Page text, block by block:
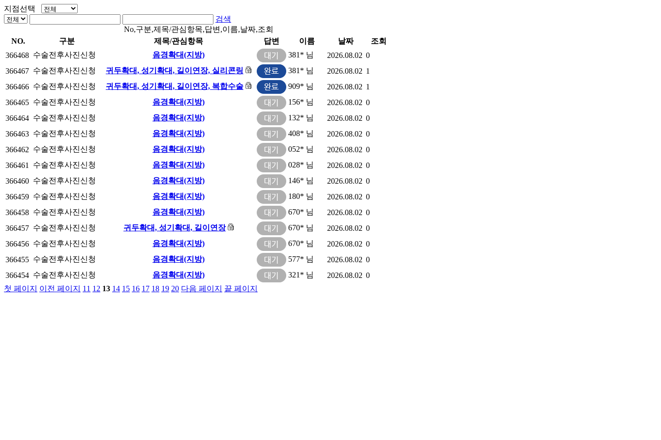
지점선택
검색
No,구분,제목/관심항목,답변,이름,날짜,조회
NO.
구분 제목/관심항목 답변 이름 날짜
조회
366468 수술전후사진신청 음경확대(지방) 381* 님 2026.08.02 0
366467 수술전후사진신청 귀두확대, 성기확대, 길이연장, 실리콘링 381* 님 2026.08.02 1
366466 수술전후사진신청 귀두확대, 성기확대, 길이연장, 복합수술 909* 님 2026.08.02 1
366465 수술전후사진신청 음경확대(지방) 156* 님 2026.08.02 0
366464 수술전후사진신청 음경확대(지방) 132* 님 2026.08.02 0
366463 수술전후사진신청 음경확대(지방) 408* 님 2026.08.02 0
366462 수술전후사진신청 음경확대(지방) 052* 님 2026.08.02 0
366461
수술전후사진신청 음경확대(지방) 028* 님 2026.08.02 0
366460 수술전후사진신청 음경확대(지방) 146* 님 2026.08.02 0
366459 수술전후사진신청 음경확대(지방) 180* 님 2026.08.02 0
366458 수술전후사진신청 음경확대(지방) 670* 님 2026.08.02 0
366457 수술전후사진신청 귀두확대, 성기확대, 길이연장 670* 님 2026.08.02 0
366456 수술전후사진신청 음경확대(지방) 670* 님 2026.08.02 0
366455 수술전후사진신청 음경확대(지방) 577* 님 2026.08.02 0
366454 수술전후사진신청 음경확대(지방) 321* 님 2026.08.02 0
첫 페이지
이전 페이지 11 12 13 14 15 16 17 18 19 20 다음 페이지 끝 페이지